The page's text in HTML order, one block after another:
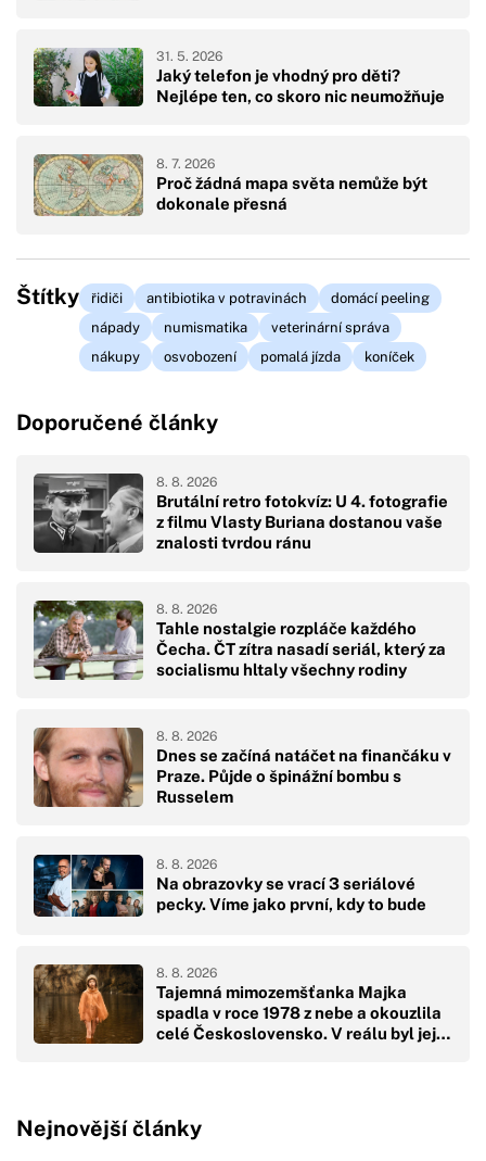
Jaký telefon je vhodný pro děti?
Nejlépe ten, co skoro nic neumožňuje
31. 5. 2026
Proč žádná mapa světa nemůže být
dokonale přesná
8. 7. 2026
Štítky řidiči antibiotika v potravinách
domácí peeling
nápady
numismatika
veterinární správa
nákupy
osvobození pomalá jízda koníček
Doporučené články
Brutální retro fotokvíz: U 4. fotografie
z filmu Vlasty Buriana dostanou vaše
znalosti tvrdou ránu
8. 8. 2026
Tahle nostalgie rozpláče každého
Čecha. ČT zítra nasadí seriál, který za
socialismu hltaly všechny rodiny
8. 8. 2026
Dnes se začíná natáčet na finančáku v
Praze. Půjde o špinážní bombu s
Russelem
8. 8. 2026
Na obrazovky se vrací 3 seriálové
pecky. Víme jako první, kdy to bude
8. 8. 2026
Tajemná mimozemšťanka Majka
spadla v roce 1978 z nebe a okouzlila
celé Československo. V reálu byl její
8. 8. 2026
Nejnovější články